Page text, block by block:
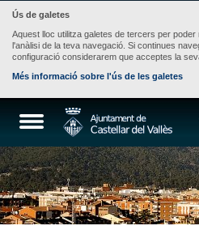
Ús de galetes
Aquest lloc utilitza galetes de tercers per
l'anàlisi de la teva navegació. Si continues
configuració considerarem que acceptes la
Més informació sobre l'ús de les galetes